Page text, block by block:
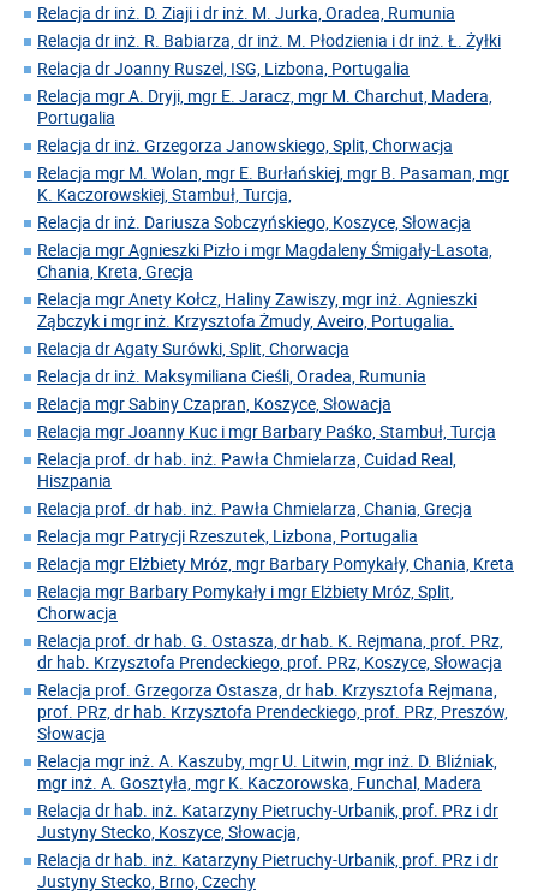
Relacja dr inż. D. Ziaji i dr inż. M. Jurka, Oradea, Rumunia
Relacja dr inż. R. Babiarza, dr inż. M. Płodzienia i dr inż. Ł. Żyłki
Relacja dr Joanny Ruszel, ISG, Lizbona, Portugalia
Relacja mgr A. Dryji, mgr E. Jaracz, mgr M. Charchut, Madera,
Portugalia
Relacja dr inż. Grzegorza Janowskiego, Split, Chorwacja
Relacja mgr M. Wolan, mgr E. Burłańskiej, mgr B. Pasaman, mgr
K. Kaczorowskiej, Stambuł, Turcja,
Relacja dr inż. Dariusza Sobczyńskiego, Koszyce, Słowacja
Relacja mgr Agnieszki Pizło i mgr Magdaleny Śmigały-Lasota,
Chania, Kreta, Grecja
Relacja mgr Anety Kołcz, Haliny Zawiszy, mgr inż. Agnieszki
Ząbczyk i mgr inż. Krzysztofa Żmudy, Aveiro, Portugalia.
Relacja dr Agaty Surówki, Split, Chorwacja
Relacja dr inż. Maksymiliana Cieśli, Oradea, Rumunia
Relacja mgr Sabiny Czapran, Koszyce, Słowacja
Relacja mgr Joanny Kuc i mgr Barbary Paśko, Stambuł, Turcja
Relacja prof. dr hab. inż. Pawła Chmielarza, Cuidad Real,
Hiszpania
Relacja prof. dr hab. inż. Pawła Chmielarza, Chania, Grecja
Relacja mgr Patrycji Rzeszutek, Lizbona, Portugalia
Relacja mgr Elżbiety Mróz, mgr Barbary Pomykały, Chania, Kreta
Relacja mgr Barbary Pomykały i mgr Elżbiety Mróz, Split,
Chorwacja
Relacja prof. dr hab. G. Ostasza, dr hab. K. Rejmana, prof. PRz,
dr hab. Krzysztofa Prendeckiego, prof. PRz, Koszyce, Słowacja
Relacja prof. Grzegorza Ostasza, dr hab. Krzysztofa Rejmana,
prof. PRz, dr hab. Krzysztofa Prendeckiego, prof. PRz, Preszów,
Słowacja
Relacja mgr inż. A. Kaszuby, mgr U. Litwin, mgr inż. D. Bliźniak,
mgr inż. A. Gosztyła, mgr K. Kaczorowska, Funchal, Madera
Relacja dr hab. inż. Katarzyny Pietruchy-Urbanik, prof. PRz i dr
Justyny Stecko, Koszyce, Słowacja,
Relacja dr hab. inż. Katarzyny Pietruchy-Urbanik, prof. PRz i dr
Justyny Stecko, Brno, Czechy